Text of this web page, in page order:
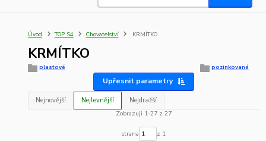
Úvod TOP S4 Chovatelství KRMÍTKO
KRMÍTKO
plastové pozinkované
Upřesnit parametry
Nejnovější Nejlevnější
Nejdražší
Zobrazuji 1-27 z 27
strana z 1